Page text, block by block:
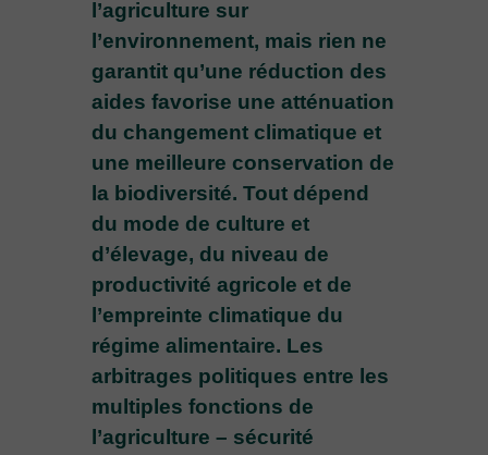
l’agriculture sur
l’environnement, mais rien ne
garantit qu’une réduction des
aides favorise une atténuation
du changement climatique et
une meilleure conservation de
la biodiversité. Tout dépend
du mode de culture et
d’élevage, du niveau de
productivité agricole et de
l’empreinte climatique du
régime alimentaire. Les
arbitrages politiques entre les
multiples fonctions de
l’agriculture – sécurité